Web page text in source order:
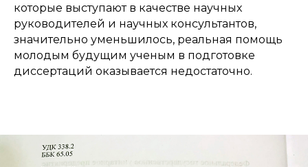
которые выступают в качестве научных
руководителей и научных консультантов,
значительно уменьшилось, реальная помощь
молодым будущим ученым в подготовке
диссертаций оказывается недостаточно.